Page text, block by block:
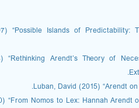
“Possible Islands of Predictability:
“Rethinking Arendt’s Theory of
Luban, David (2015) “Arendt
“From Nomos to Lex: Hannah